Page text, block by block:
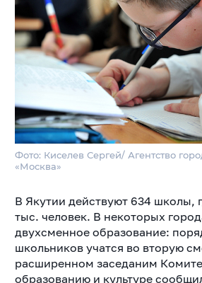
Фото: Киселев Сергей/ Агентство
«Москва»
В Якутии действуют 634 школы,
тыс. человек. В некоторых
двухсменное образование:
школьников учатся во вторую
расширенном заседаним
образованию и культуре